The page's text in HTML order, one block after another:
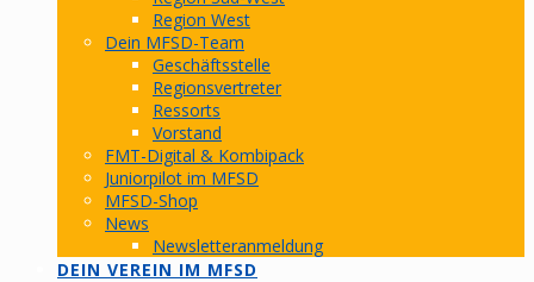
Region West
Dein MFSD-Team
Geschäftsstelle
Regionsvertreter
Ressorts
Vorstand
FMT-Digital & Kombipack
Juniorpilot im MFSD
MFSD-Shop
News
Newsletteranmeldung
DEIN VEREIN IM MFSD